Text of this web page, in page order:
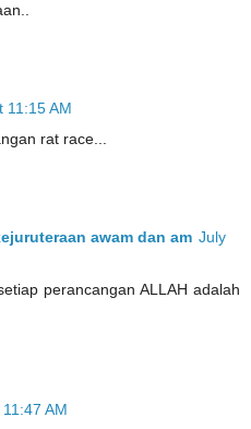
11:15 AM
rat race...
awam dan am July
perancangan ALLAH adalah
AM